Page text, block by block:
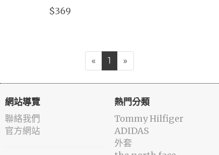
$369
« 1 »
網站導覽
聯絡我們
官方網站
熱門分類
Tommy Hilfiger
ADIDAS
外套